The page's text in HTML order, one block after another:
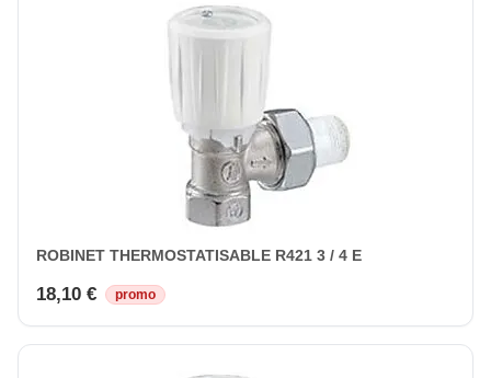
ROBINET THERMOSTATISABLE R421 3 / 4 E
18,10 € promo